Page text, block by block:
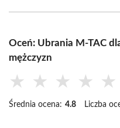
Oceń: Ubrania M-TAC
mężczyzn
★ ★ ★ ★ ★
Średnia ocena: 4.8 Liczba